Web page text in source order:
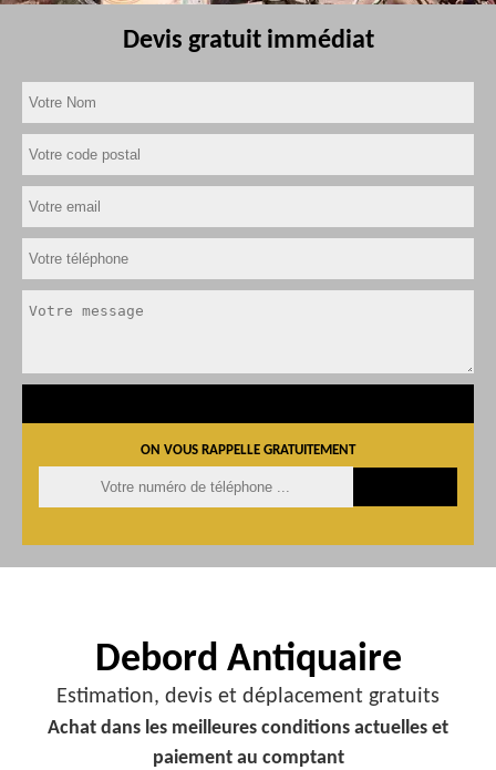
Devis gratuit immédiat
ON VOUS RAPPELLE GRATUITEMENT
Debord Antiquaire
Estimation, devis et déplacement gratuits
Achat dans les meilleures conditions actuelles et
paiement au comptant